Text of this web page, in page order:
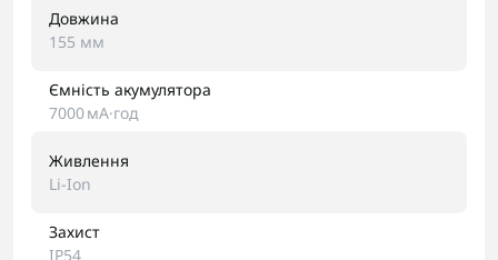
Довжина
155 мм
Ємність акумулятора
7000 мА·год
Живлення
Li-Ion
Захист
IP54